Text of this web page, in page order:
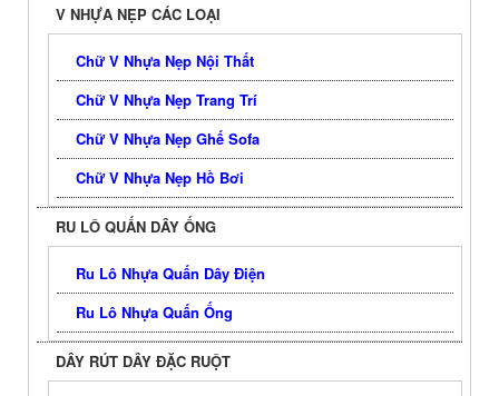
V NHỰA NẸP CÁC LOẠI
Chữ V Nhựa Nẹp Nội Thất
Chữ V Nhựa Nẹp Trang Trí
Chữ V Nhựa Nẹp Ghế Sofa
Chữ V Nhựa Nẹp Hồ Bơi
RU LÔ QUẤN DÂY ỐNG
Ru Lô Nhựa Quấn Dây Điện
Ru Lô Nhựa Quấn Ống
DÂY RÚT DÂY ĐẶC RUỘT